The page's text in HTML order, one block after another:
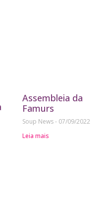
Assembleia da
Famurs
Soup News
07/09/2022
Leia mais